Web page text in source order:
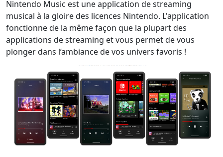
Nintendo Music est une application de streaming
musical à la gloire des licences Nintendo. L'application
fonctionne de la même façon que la plupart des
applications de streaming et vous permet de vous
plonger dans l’ambiance de vos univers favoris !